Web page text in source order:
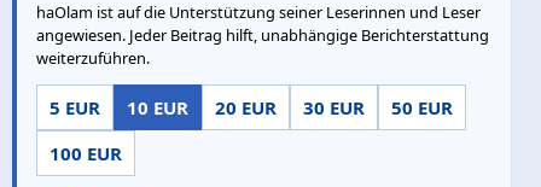
haOlam ist auf die Unterstützung seiner Leserinnen und Leser
angewiesen. Jeder Beitrag hilft, unabhängige Berichterstattung
weiterzuführen.
5 EUR 10 EUR 20 EUR 30 EUR
50 EUR
100 EUR